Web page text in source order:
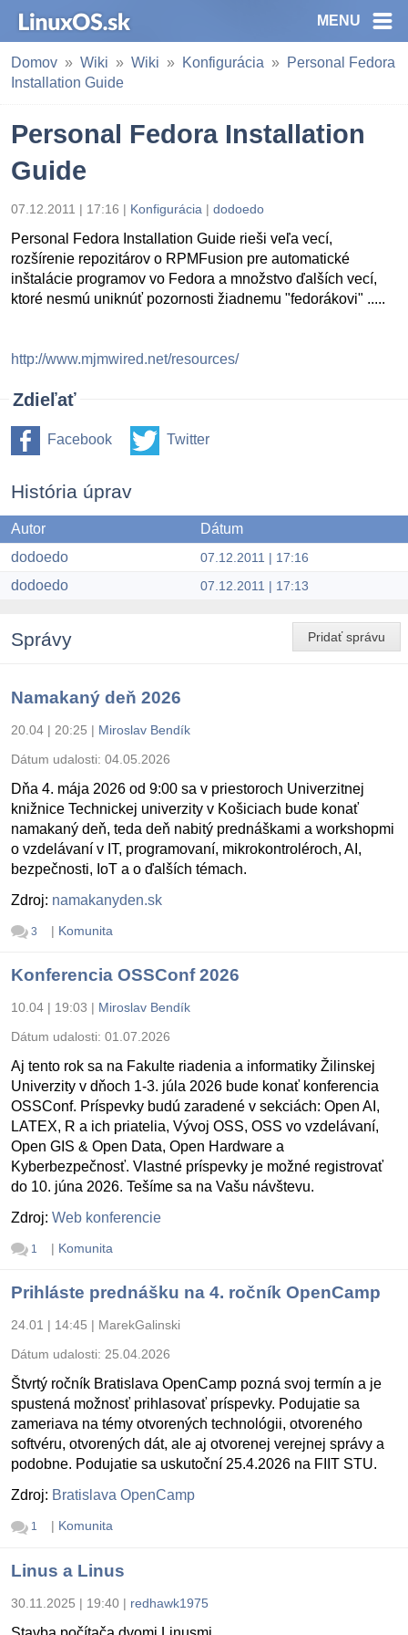
MENU
Domov Wiki Wiki Konfigurácia
Personal Fedora
Installation Guide
Personal Fedora Installation
Guide
07.12.2011 | 17:16 | Konfigurácia | dodoedo
Personal Fedora Installation Guide rieši veľa vecí,
rozšírenie repozitárov o RPMFusion pre automatické
inštalácie programov vo Fedora a množstvo ďalších vecí,
ktoré nesmú uniknúť pozornosti žiadnemu "fedorákovi" .....
http://www.mjmwired.net/resources/
Zdieľať
Facebook Twitter
História úprav
Autor
Dátum
dodoedo
07.12.2011 | 17:16
dodoedo 07.12.2011 | 17:13
Pridať správu
Správy
Namakaný deň 2026
20.04 | 20:25 | Miroslav Bendík
Dátum udalosti: 04.05.2026
Dňa 4. mája 2026 od 9:00 sa v priestoroch Univerzitnej
knižnice Technickej univerzity v Košiciach bude konať
namakaný deň, teda deň nabitý prednáškami a workshopmi
o vzdelávaní v IT, programovaní, mikrokontroléroch, AI,
bezpečnosti, IoT a o ďalších témach.
Zdroj: namakanyden.sk
3 | Komunita
Konferencia OSSConf 2026
10.04 | 19:03 | Miroslav Bendík
Dátum udalosti: 01.07.2026
Aj tento rok sa na Fakulte riadenia a informatiky Žilinskej
Univerzity v dňoch 1-3. júla 2026 bude konať konferencia
OSSConf. Príspevky budú zaradené v sekciách: Open AI,
LATEX, R a ich priatelia, Vývoj OSS, OSS vo vzdelávaní,
Open GIS & Open Data, Open Hardware a
Kyberbezpečnosť. Vlastné príspevky je možné registrovať
do 10. júna 2026. Tešíme sa na Vašu návštevu.
Zdroj: Web konferencie
1 | Komunita
Prihláste prednášku na 4. ročník OpenCamp
24.01 | 14:45 | MarekGalinski
Dátum udalosti: 25.04.2026
Štvrtý ročník Bratislava OpenCamp pozná svoj termín a je
spustená možnosť prihlasovať príspevky. Podujatie sa
zameriava na témy otvorených technológii, otvoreného
softvéru, otvorených dát, ale aj otvorenej verejnej správy a
podobne. Podujatie sa uskutoční 25.4.2026 na FIIT STU.
Zdroj: Bratislava OpenCamp
1 | Komunita
Linus a Linus
30.11.2025 | 19:40 | redhawk1975